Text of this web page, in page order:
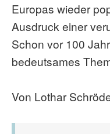
Europas wieder
Ausdruck einer
Schon vor 100
bedeutsames
Von Lothar